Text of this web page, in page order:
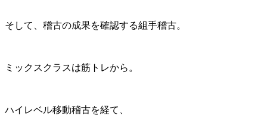
そして、稽古の成果を確認する組手稽古。
ミックスクラスは筋トレから。
ハイレベル移動稽古を経て、